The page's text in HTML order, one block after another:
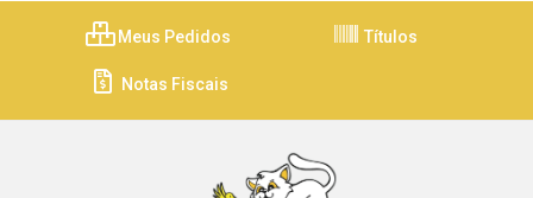
Meus Pedidos Títulos
Notas Fiscais